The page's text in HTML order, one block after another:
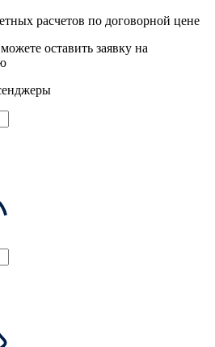
расчетов по договорной цене
оставить заявку на